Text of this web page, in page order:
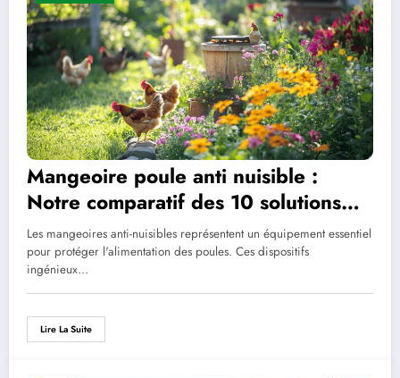
Mangeoire poule anti nuisible :
Notre comparatif des 10 solutions
naturelles indispensables en 2023
Les mangeoires anti-nuisibles représentent un équipement essentiel
pour protéger l'alimentation des poules. Ces dispositifs
ingénieux…
Lire La Suite